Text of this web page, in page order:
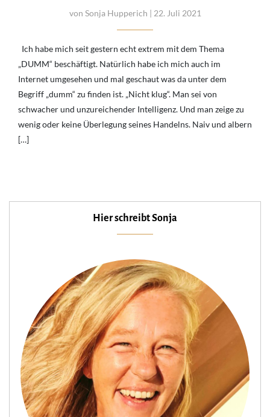
von Sonja Hupperich | 22. Juli 2021
Ich habe mich seit gestern echt extrem mit dem Thema
„DUMM“ beschäftigt. Natürlich habe ich mich auch im
Internet umgesehen und mal geschaut was da unter dem
Begriff „dumm“ zu finden ist. „Nicht klug“. Man sei von
schwacher und unzureichender Intelligenz. Und man zeige zu
wenig oder keine Überlegung seines Handelns. Naiv und albern
[…]
Hier schreibt Sonja